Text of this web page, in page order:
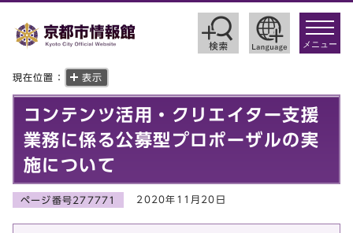
toggle
メニュー
現在位置： 表示
コンテンツ活用・クリエイター支援
業務に係る公募型プロポーザルの実
施について
ページ番号277771 2020年11月20日